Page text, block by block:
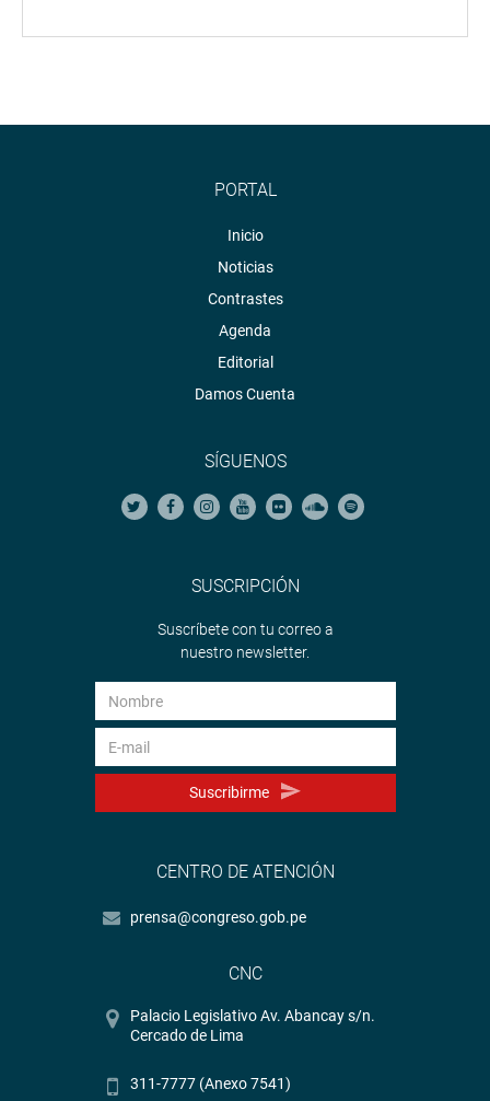
PORTAL
Inicio
Noticias
Contrastes
Agenda
Editorial
Damos Cuenta
SÍGUENOS
SUSCRIPCIÓN
Suscríbete con tu correo a
nuestro newsletter.
Suscribirme
CENTRO DE ATENCIÓN
prensa@congreso.gob.pe
CNC
Palacio Legislativo Av. Abancay s/n.
Cercado de Lima
311-7777 (Anexo 7541)